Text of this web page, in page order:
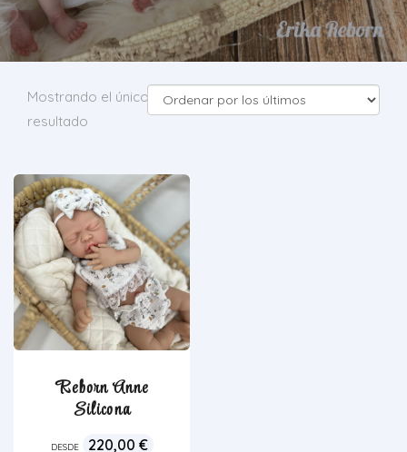
Mostrando el único
resultado
Reborn Anne
Silicona
DESDE 220,00 €